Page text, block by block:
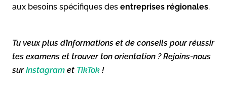
aux besoins spécifiques des entreprises régionales.
Tu veux plus d’informations et de conseils pour réussir
tes examens et trouver ton orientation ? Rejoins-nous
surInstagram et TikTok !